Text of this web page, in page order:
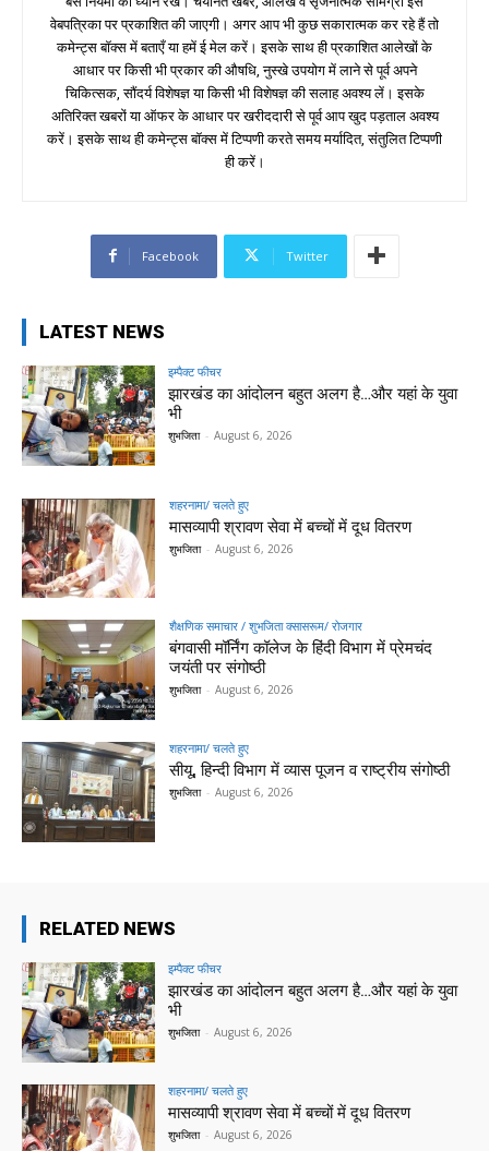
वेबपत्रिका पर प्रकाशित की जाएगी। अगर आप भी कुछ सकारात्मक कर रहे हैं तो
कमेन्ट्स बॉक्स में बताएँ या हमें ई मेल करें। इसके साथ ही प्रकाशित आलेखों के
आधार पर किसी भी प्रकार की औषधि, नुस्खे उपयोग में लाने से पूर्व अपने
चिकित्सक, सौंदर्य विशेषज्ञ या किसी भी विशेषज्ञ की सलाह अवश्य लें। इसके
अतिरिक्त खबरों या ऑफर के आधार पर खरीददारी से पूर्व आप खुद पड़ताल अवश्य
करें। इसके साथ ही कमेन्ट्स बॉक्स में टिप्पणी करते समय मर्यादित, संतुलित टिप्पणी
ही करें।
Facebook Twitter
LATEST NEWS
इम्पैक्ट फीचर
झारखंड का आंदोलन बहुत अलग है…और यहां के युवा
भी
शुभजिता - August 6, 2026
शहरनामा/ चलते हुए
मासव्यापी श्रावण सेवा में बच्चों में दूध वितरण
शुभजिता - August 6, 2026
शैक्षणिक समाचार / शुभजिता क्सासरूम/ रोजगार
बंगवासी मॉर्निंग कॉलेज के हिंदी विभाग में प्रेमचंद
जयंती पर संगोष्ठी
शुभजिता - August 6, 2026
शहरनामा/ चलते हुए
सीयू, हिन्दी विभाग में व्यास पूजन व राष्ट्रीय संगोष्ठी
शुभजिता - August 6, 2026
RELATED NEWS
इम्पैक्ट फीचर
झारखंड का आंदोलन बहुत अलग है…और यहां के युवा
भी
शुभजिता - August 6, 2026
शहरनामा/ चलते हुए
मासव्यापी श्रावण सेवा में बच्चों में दूध वितरण
शुभजिता - August 6, 2026